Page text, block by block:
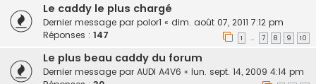
Le caddy le plus chargé
Dernier message par polor1 « dim. août 07, 2011 7:12 pm
Réponses : 147 1 … 7 8 9 10
Le plus beau caddy du forum
Dernier message par AUDI A4V6 « lun. sept. 14, 2009 4:14 pm